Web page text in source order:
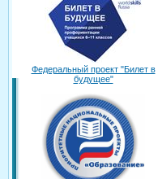
Федеральный проект "Билет в
будущее"